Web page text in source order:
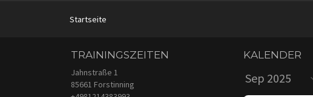
Startseite
TRAININGSZEITEN
Jahnstraße 1
85661 Forstinning
KALENDER